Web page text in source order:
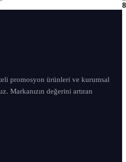
promosyon ürünleri ve kurumsal
Markanızın değerini artıran